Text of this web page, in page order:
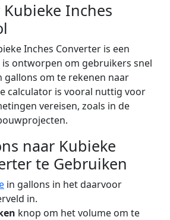
Inches
Inches Converter is een
ontworpen om gebruikers snel
gallons om te rekenen naar
calculator is vooral nuttig voor
vereisen, zoals in de
naar Kubieke
te Gebruiken
in gallons in het daarvoor
in.
knop om het volume om te